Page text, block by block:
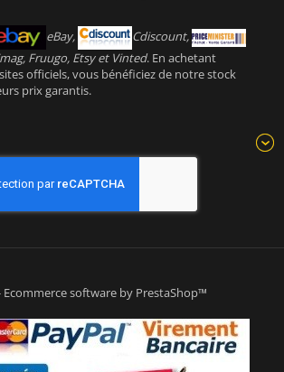
eBay,
Cdiscount,
Fruugo, Etsy et Vinted. En achetant
officiels, vous bénéficiez de notre stock
prix garantis.
Ecommerce software by PrestaShop™